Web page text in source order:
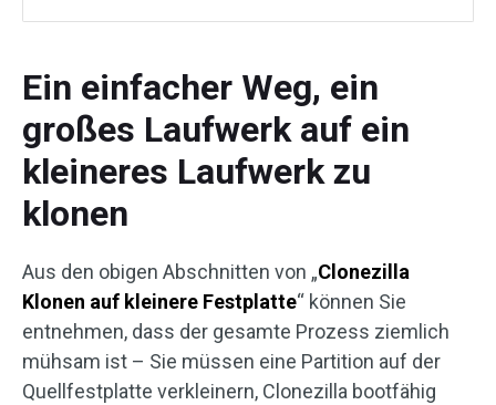
Ein einfacher Weg, ein
großes Laufwerk auf ein
kleineres Laufwerk zu
klonen
Aus den obigen Abschnitten von „Clonezilla
Klonen auf kleinere Festplatte“ können Sie
entnehmen, dass der gesamte Prozess ziemlich
mühsam ist – Sie müssen eine Partition auf der
Quellfestplatte verkleinern, Clonezilla bootfähig